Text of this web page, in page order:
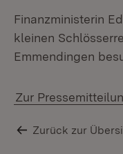
Finanzministerin
kleinen
Emmendingen
Zur
Zurück zur